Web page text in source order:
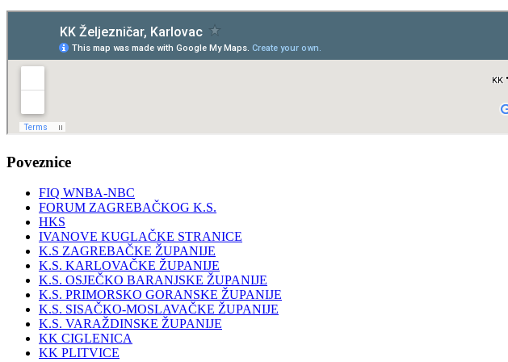
Poveznice
FIQ WNBA-NBC
FORUM ZAGREBAČKOG K.S.
HKS
IVANOVE KUGLAČKE STRANICE
K.S ZAGREBAČKE ŽUPANIJE
K.S. KARLOVAČKE ŽUPANIJE
K.S. OSJEČKO BARANJSKE ŽUPANIJE
K.S. PRIMORSKO GORANSKE ŽUPANIJE
K.S. SISAČKO-MOSLAVAČKE ŽUPANIJE
K.S. VARAŽDINSKE ŽUPANIJE
KK CIGLENICA
KK PLITVICE